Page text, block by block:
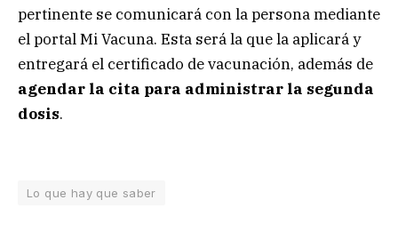
pertinente se comunicará con la persona mediante
el portal Mi Vacuna. Esta será la que la aplicará y
entregará el certificado de vacunación, además de
agendar la cita para administrar la segunda
dosis.
Lo que hay que saber